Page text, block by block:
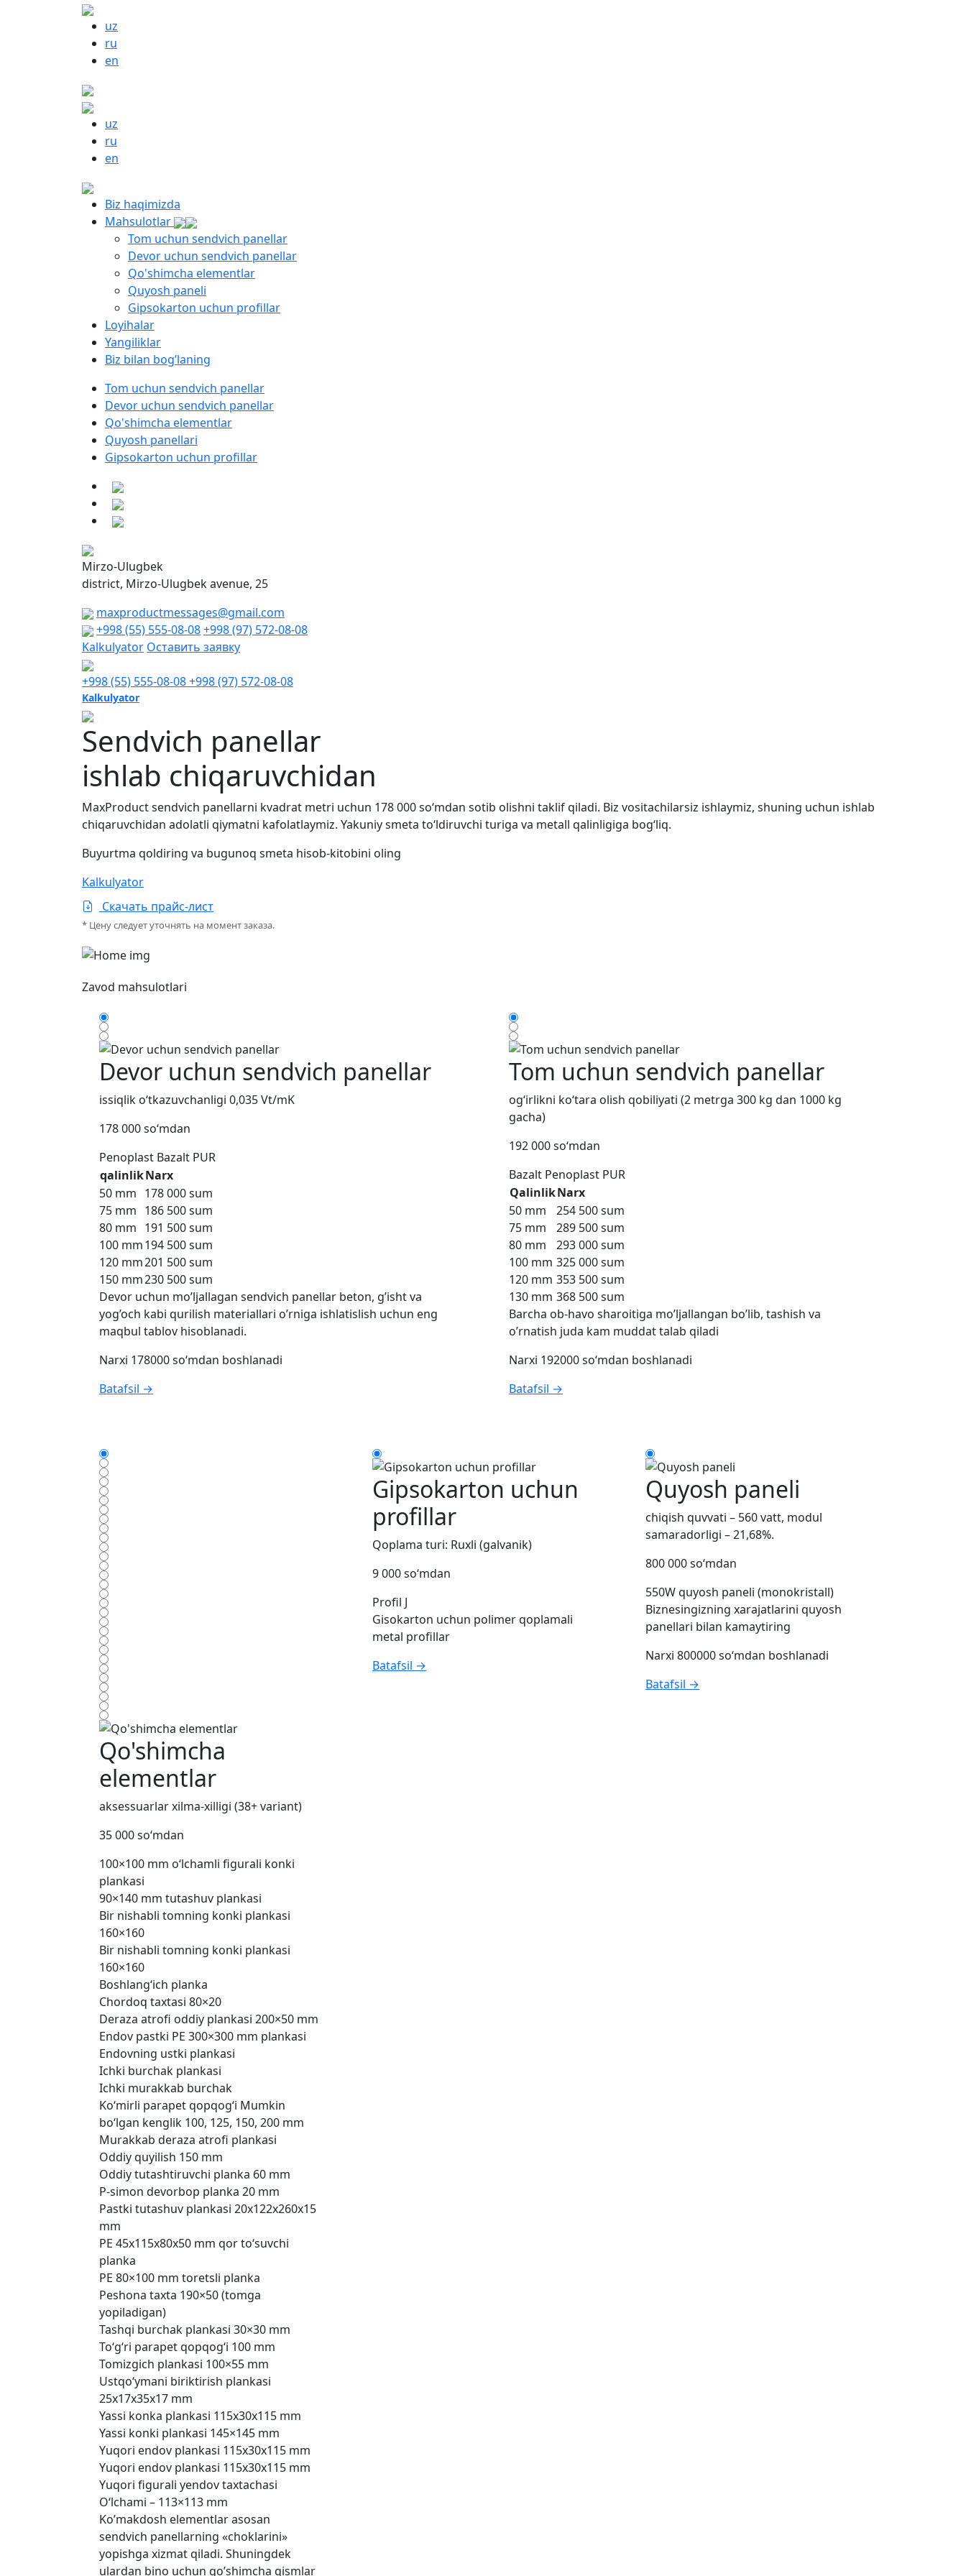
uz
ru
en
uz
ru
en
Biz haqimizda
Mahsulotlar
Tom uchun sendvich panellar
Devor uchun sendvich panellar
Qo'shimcha elementlar
Quyosh paneli
Gipsokarton uchun profillar
Loyihalar
Yangiliklar
Biz bilan bog’laning
Tom uchun sendvich panellar
Devor uchun sendvich panellar
Qo'shimcha elementlar
Quyosh panellari
Gipsokarton uchun profillar
Mirzo-Ulugbek
district, Mirzo-Ulugbek avenue, 25
maxproductmessages@gmail.com
+998 (55) 555-08-08+998 (97) 572-08-08
Kalkulyator Оставить заявку
+998 (55) 555-08-08+998 (97) 572-08-08
Kalkulyator
Sendvich panellar
ishlab chiqaruvchidan
MaxProduct sendvich panellarni kvadrat metri uchun 178 000 so‘mdan sotib olishni taklif qiladi. Biz vositachilarsiz ishlaymiz, shuning uchun ishlab
chiqaruvchidan adolatli qiymatni kafolatlaymiz. Yakuniy smeta to‘ldiruvchi turiga va metall qalinligiga bog‘liq.
Buyurtma qoldiring va bugunoq smeta hisob-kitobini oling
Kalkulyator
Скачать прайс-лист
* Цену следует уточнять на момент заказа.
Zavod mahsulotlari
Devor uchun sendvich panellar
issiqlik o‘tkazuvchanligi 0,035 Vt/mK
178 000 so‘mdan
Penoplast Bazalt PUR
qalinlikNarx
50 mm 178 000 sum
75 mm 186 500 sum
80 mm 191 500 sum
100 mm194 500 sum
120 mm201 500 sum
150 mm230 500 sum
Devor uchun mo’ljallagan sendvich panellar beton, g’isht va
yog’och kabi qurilish materiallari o’rniga ishlatislish uchun eng
maqbul tablov hisoblanadi.
Narxi 178000 so‘mdan boshlanadi
Batafsil →
Tom uchun sendvich panellar
og‘irlikni ko‘tara olish qobiliyati (2 metrga 300 kg dan 1000 kg
gacha)
192 000 so‘mdan
Bazalt Penoplast PUR
QalinlikNarx
50 mm
254 500 sum
75 mm
289 500 sum
80 mm
293 000 sum
100 mm 325 000 sum
120 mm 353 500 sum
130 mm 368 500 sum
Barcha ob-havo sharoitiga mo’ljallangan bo’lib, tashish va
o’rnatish juda kam muddat talab qiladi
Narxi 192000 so‘mdan boshlanadi
Batafsil →
Qo'shimcha
elementlar
aksessuarlar xilma-xilligi (38+ variant)
35 000 so‘mdan
100×100 mm o‘lchamli figurali konki
plankasi
90×140 mm tutashuv plankasi
Bir nishabli tomning konki plankasi
160×160
Bir nishabli tomning konki plankasi
160×160
Boshlang‘ich planka
Chordoq taxtasi 80×20
Deraza atrofi oddiy plankasi 200×50 mm
Endov pastki PE 300×300 mm plankasi
Endovning ustki plankasi
Ichki burchak plankasi
Ichki murakkab burchak
Ko‘mirli parapet qopqog‘i Mumkin
bo‘lgan kenglik 100, 125, 150, 200 mm
Murakkab deraza atrofi plankasi
Oddiy quyilish 150 mm
Oddiy tutashtiruvchi planka 60 mm
P-simon devorbop planka 20 mm
Pastki tutashuv plankasi 20x122x260x15
mm
PE 45x115x80x50 mm qor to‘suvchi
planka
PE 80×100 mm toretsli planka
Peshona taxta 190×50 (tomga
yopiladigan)
Tashqi burchak plankasi 30×30 mm
To‘g‘ri parapet qopqog‘i 100 mm
Tomizgich plankasi 100×55 mm
Ustqo‘ymani biriktirish plankasi
25x17x35x17 mm
Yassi konka plankasi 115x30x115 mm
Yassi konki plankasi 145×145 mm
Yuqori endov plankasi 115x30x115 mm
Yuqori endov plankasi 115x30x115 mm
Yuqori figurali yendov taxtachasi
O‘lchami – 113×113 mm
Ko’makdosh elementlar asosan
sendvich panellarning «choklarini»
yopishga xizmat qiladi. Shuningdek
ulardan bino uchun qo’shimcha qismlar
Gipsokarton uchun
profillar
Qoplama turi: Ruxli (galvanik)
9 000 so‘mdan
Profil J
Gisokarton uchun polimer qoplamali
metal profillar
Batafsil →
Quyosh paneli
chiqish quvvati – 560 vatt, modul
samaradorligi – 21,68%.
800 000 so‘mdan
550W quyosh paneli (monokristall)
Biznesingizning xarajatlarini quyosh
panellari bilan kamaytiring
Narxi 800000 so‘mdan boshlanadi
Batafsil →